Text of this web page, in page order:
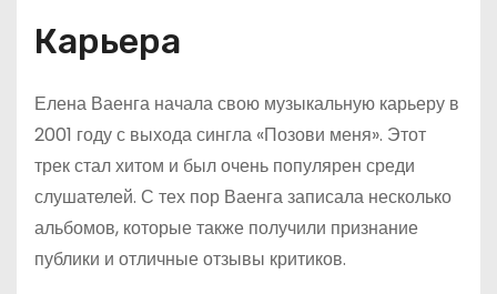
Карьера
Елена Ваенга начала свою музыкальную карьеру в
2001 году с выхода сингла «Позови меня». Этот
трек стал хитом и был очень популярен среди
слушателей. С тех пор Ваенга записала несколько
альбомов, которые также получили признание
публики и отличные отзывы критиков.